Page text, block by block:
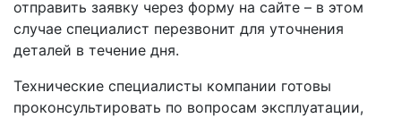
отправить заявку через форму на сайте – в этом
случае специалист перезвонит для уточнения
деталей в течение дня.
Технические специалисты компании готовы
проконсультировать по вопросам эксплуатации,